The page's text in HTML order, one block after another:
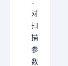
对
扫
描
参
数